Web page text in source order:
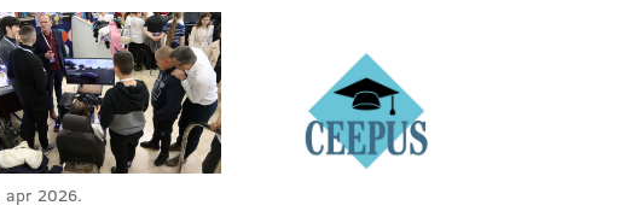
apr 2026.